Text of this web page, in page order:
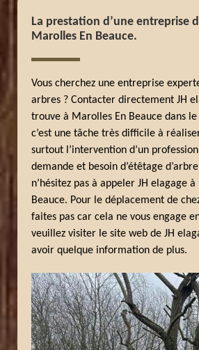
La prestation d’une entreprise
Marolles En Beauce.
Vous cherchez une entreprise
arbres ? Contacter directement JH
trouve à Marolles En Beauce dans
c’est une tâche très difficile à
surtout l’intervention d’un
demande et besoin d’étêtage
n’hésitez pas à appeler JH elagage
Beauce. Pour le déplacement de
faites pas car cela ne vous engage
veuillez visiter le site web de JH
avoir quelque information de plus.